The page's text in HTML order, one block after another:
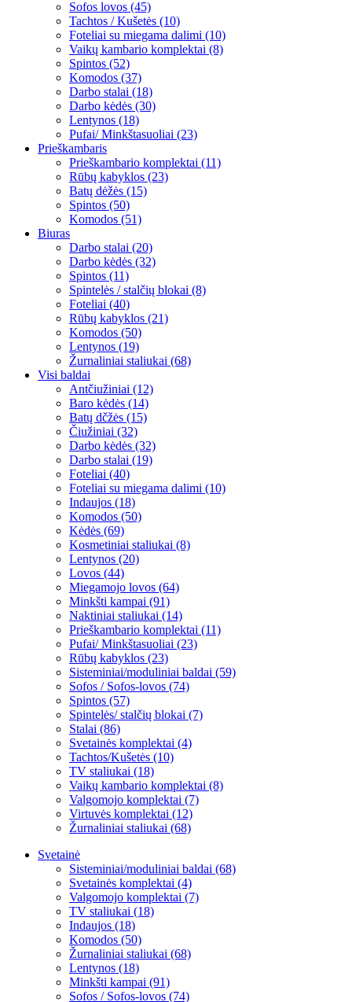
Sofos lovos (45)
Tachtos / Kušetės (10)
Foteliai su miegama dalimi (10)
Vaikų kambario komplektai (8)
Spintos (52)
Komodos (37)
Darbo stalai (18)
Darbo kėdės (30)
Lentynos (18)
Pufai/ Minkštasuoliai (23)
Prieškambaris
Prieškambario komplektai (11)
Rūbų kabyklos (23)
Batų dėžės (15)
Spintos (50)
Komodos (51)
Biuras
Darbo stalai (20)
Darbo kėdės (32)
Spintos (11)
Spintelės / stalčių blokai (8)
Foteliai (40)
Rūbų kabyklos (21)
Komodos (50)
Lentynos (19)
Žurnaliniai staliukai (68)
Visi baldai
Antčiužiniai (12)
Baro kėdės (14)
Batų dčžės (15)
Čiužiniai (32)
Darbo kėdės (32)
Darbo stalai (19)
Foteliai (40)
Foteliai su miegama dalimi (10)
Indaujos (18)
Komodos (50)
Kėdės (69)
Kosmetiniai staliukai (8)
Lentynos (20)
Lovos (44)
Miegamojo lovos (64)
Minkšti kampai (91)
Naktiniai staliukai (14)
Prieškambario komplektai (11)
Pufai/ Minkštasuoliai (23)
Rūbų kabyklos (23)
Sisteminiai/moduliniai baldai (59)
Sofos / Sofos-lovos (74)
Spintos (57)
Spintelės/ stalčių blokai (7)
Stalai (86)
Svetainės komplektai (4)
Tachtos/Kušetės (10)
TV staliukai (18)
Vaikų kambario komplektai (8)
Valgomojo komplektai (7)
Virtuvės komplektai (12)
Žurnaliniai staliukai (68)
Svetainė
Sisteminiai/moduliniai baldai (68)
Svetainės komplektai (4)
Valgomojo komplektai (7)
TV staliukai (18)
Indaujos (18)
Komodos (50)
Žurnaliniai staliukai (68)
Lentynos (18)
Minkšti kampai (91)
Sofos / Sofos-lovos (74)